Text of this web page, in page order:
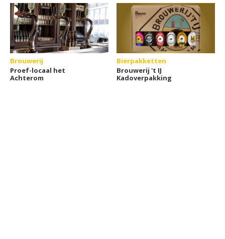
Brouwerij
Proef-locaal het
Achterom
Bierpakketten
Brouwerij 't IJ
Kadoverpakking